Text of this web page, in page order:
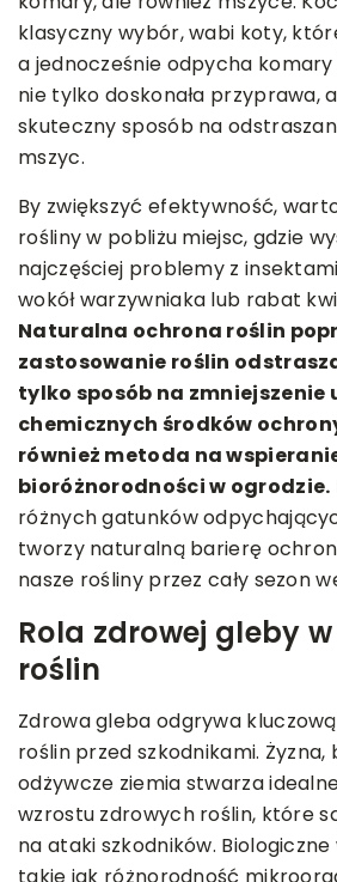
klasyczny wybór, wabi koty,
a jednocześnie odpycha komary
nie tylko doskonała przyprawa,
skuteczny sposób na
mszyc.
By zwiększyć efektywność,
rośliny w pobliżu miejsc, gdzie
najczęściej problemy z
wokół warzywniaka lub rabat
Naturalna ochrona roślin
zastosowanie roślin
tylko sposób na zmniejszenie
chemicznych środków
również metoda na
bioróżnorodności w ogrodzie.
różnych gatunków
tworzy naturalną barierę
nasze rośliny przez cały sezon
Rola zdrowej gleby
roślin
Zdrowa gleba odgrywa
roślin przed szkodnikami. Żyzna,
odżywcze ziemia stwarza
wzrostu zdrowych roślin, które
na ataki szkodników. Biologiczne